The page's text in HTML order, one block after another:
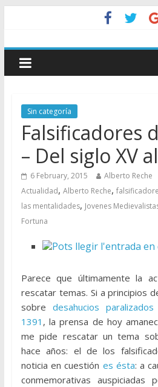
Sin categoría
Falsificadores
– Del siglo XV
6 February, 2015 Alberto Reche
Actualidad, Alberto Reche,
las mentalidades, Jovenes
Fortuna
Parece que últimamente la
rescatar temas. Si a principios
sobre desahucios
1391 , la prensa de hoy
me pide rescatar un tema
hace años: el de los
noticia en cuestión es ésta: a
conmemorativas auspiciadas